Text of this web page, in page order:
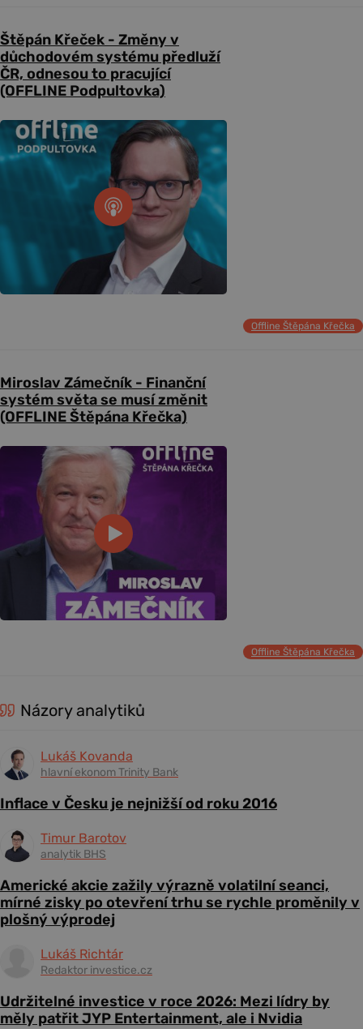
Štěpán Křeček - Změny v
důchodovém systému předluží
ČR, odnesou to pracující
(OFFLINE Podpultovka)
Offline Štěpána Křečka
Miroslav Zámečník - Finanční
systém světa se musí změnit
(OFFLINE Štěpána Křečka)
Offline Štěpána Křečka
Názory analytiků
Lukáš Kovanda
hlavní ekonom Trinity Bank
Inflace v Česku je nejnižší od roku 2016
Timur Barotov
analytik BHS
Americké akcie zažily výrazně volatilní seanci,
mírné zisky po otevření trhu se rychle proměnily v
plošný výprodej
Lukáš Richtár
Redaktor investice.cz
Udržitelné investice v roce 2026: Mezi lídry by
měly patřit JYP Entertainment, ale i Nvidia